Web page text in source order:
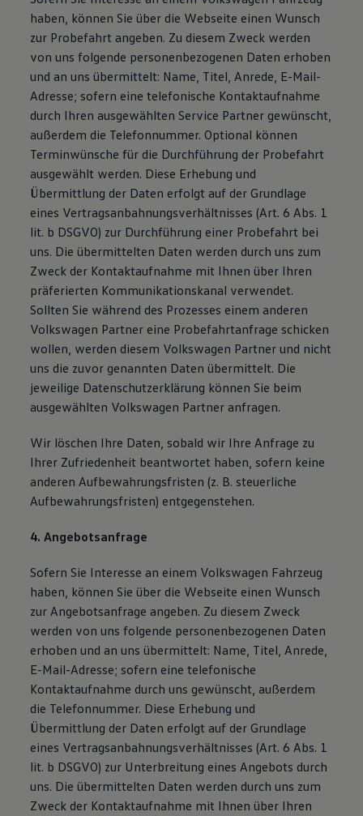
haben, können Sie über die Webseite einen Wunsch
zur Probefahrt angeben. Zu diesem Zweck werden
von uns folgende personenbezogenen Daten erhoben
und an uns übermittelt: Name, Titel, Anrede, E-Mail-
Adresse; sofern eine telefonische Kontaktaufnahme
durch Ihren ausgewählten Service Partner gewünscht,
außerdem die Telefonnummer. Optional können
Terminwünsche für die Durchführung der Probefahrt
ausgewählt werden. Diese Erhebung und
Übermittlung der Daten erfolgt auf der Grundlage
eines Vertragsanbahnungsverhältnisses (Art. 6 Abs. 1
lit. b DSGVO) zur Durchführung einer Probefahrt bei
uns. Die übermittelten Daten werden durch uns zum
Zweck der Kontaktaufnahme mit Ihnen über Ihren
präferierten Kommunikationskanal verwendet.
Sollten Sie während des Prozesses einem anderen
Volkswagen Partner eine Probefahrtanfrage schicken
wollen, werden diesem Volkswagen Partner und nicht
uns die zuvor genannten Daten übermittelt. Die
jeweilige Datenschutzerklärung können Sie beim
ausgewählten Volkswagen Partner anfragen.
Wir löschen Ihre Daten, sobald wir Ihre Anfrage zu
Ihrer Zufriedenheit beantwortet haben, sofern keine
anderen Aufbewahrungsfristen (z. B. steuerliche
Aufbewahrungsfristen) entgegenstehen.
4. Angebotsanfrage
Sofern Sie Interesse an einem Volkswagen Fahrzeug
haben, können Sie über die Webseite einen Wunsch
zur Angebotsanfrage angeben. Zu diesem Zweck
werden von uns folgende personenbezogenen Daten
erhoben und an uns übermittelt: Name, Titel, Anrede,
E-Mail-Adresse; sofern eine telefonische
Kontaktaufnahme durch uns gewünscht, außerdem
die Telefonnummer. Diese Erhebung und
Übermittlung der Daten erfolgt auf der Grundlage
eines Vertragsanbahnungsverhältnisses (Art. 6 Abs. 1
lit. b DSGVO) zur Unterbreitung eines Angebots durch
uns. Die übermittelten Daten werden durch uns zum
Zweck der Kontaktaufnahme mit Ihnen über Ihren